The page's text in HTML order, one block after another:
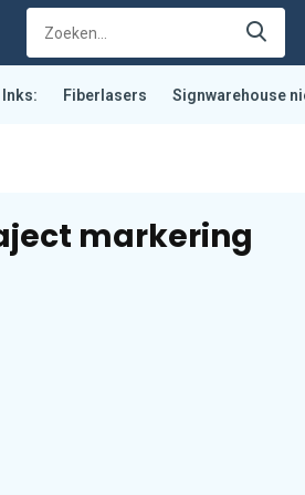
Inks: Fiberlasers Signwarehouse
markering